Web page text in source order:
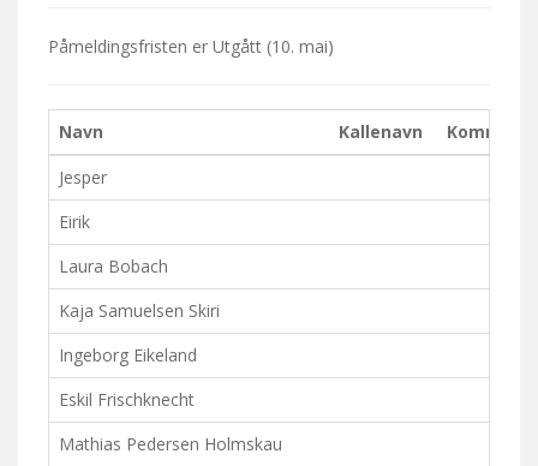
Påmeldingsfristen er Utgått (10. mai)
Navn Kallenavn
Jesper
Eirik
Laura Bobach
Kaja Samuelsen Skiri
Ingeborg Eikeland
Eskil Frischknecht
Mathias Pedersen Holmskau